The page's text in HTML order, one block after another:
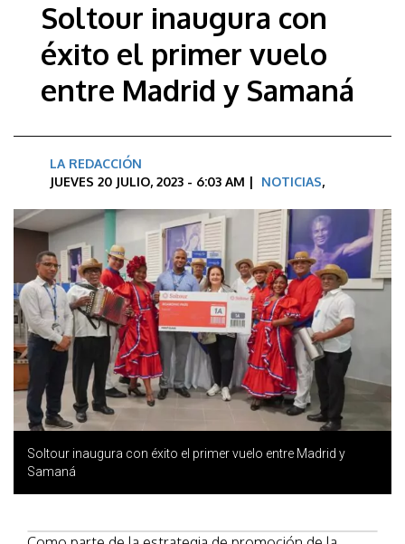
Soltour inaugura con
éxito el primer vuelo
entre Madrid y Samaná
LA REDACCIÓN
JUEVES 20 JULIO, 2023 - 6:03 AM | NOTICIAS,
Soltour inaugura con éxito el primer vuelo entre Madrid y
Samaná